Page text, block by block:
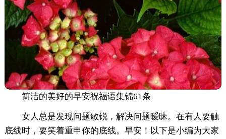
简洁的美好的早安祝福语集锦61条
女人总是发现问题敏锐，解决问题暧昧。在有人要触
底线时，要笑着重申你的底线。早安！以下是小编为大家